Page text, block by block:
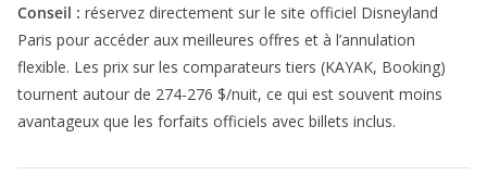
Conseil : réservez directement sur le site officiel Disneyland
Paris pour accéder aux meilleures offres et à l’annulation
flexible. Les prix sur les comparateurs tiers (KAYAK, Booking)
tournent autour de 274-276 $/nuit, ce qui est souvent moins
avantageux que les forfaits officiels avec billets inclus.